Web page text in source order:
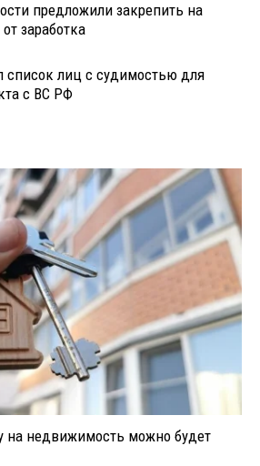
предложили закрепить на
заработка
список лиц с судимостью для
с ВС РФ
на недвижимость можно будет